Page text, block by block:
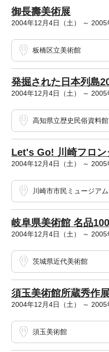
御長壽美術展
2004年12月4日（土） ～ 2005
板橋区立美術館
発掘された日本列島
2004年12月4日（土） ～ 2005
高知県立歴史民俗資料館
Let's Go! 川崎フロン
2004年12月4日（土） ～ 2005
川崎市市民ミュージアム
岐阜県美術館 名品
2004年12月4日（土） ～ 2005
茨城県近代美術館
須玉美術館所蔵秀作
2004年12月4日（土） ～ 2005
須玉美術館